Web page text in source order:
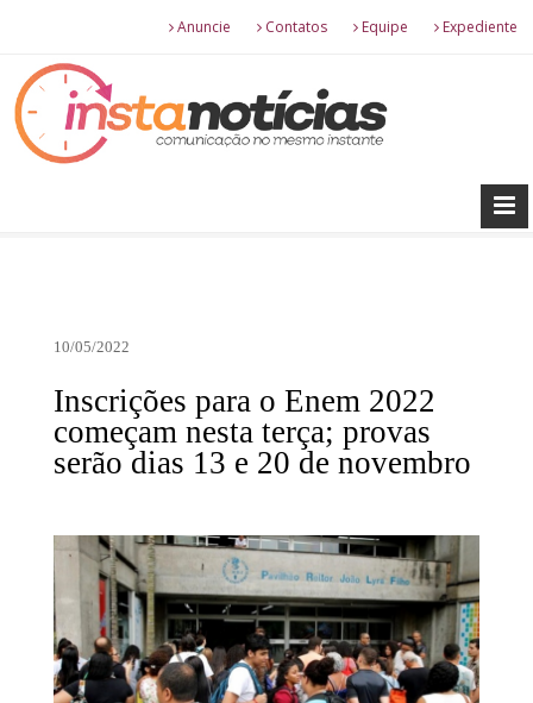
Anuncie Contatos Equipe Expediente
10/05/2022
Inscrições para o Enem 2022
começam nesta terça; provas
serão dias 13 e 20 de novembro